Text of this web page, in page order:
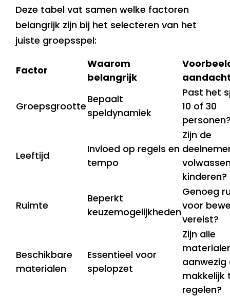
Deze tabel vat samen welke factoren
belangrijk zijn bij het selecteren van het
juiste groepsspel:
Factor
Waarom
belangrijk
Groepsgrootte
Bepaalt
speldynamiek
Past het
10 of 30
Leeftijd
Invloed op regels en
tempo
Zijn de
kinderen?
Ruimte
Beperkt
keuzemogelijkheden
Genoeg
voor
vereist?
Beschikbare
materialen
Essentieel voor
spelopzet
Zijn alle
aanwezig
makkelijk
regelen?